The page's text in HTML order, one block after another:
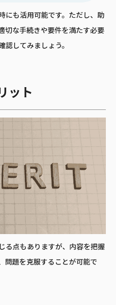
にも活用可能です。ただし、助
切な手続きや要件を満たす必要
してみましょう。
ット
る点もありますが、内容を把握
問題を克服することが可能で